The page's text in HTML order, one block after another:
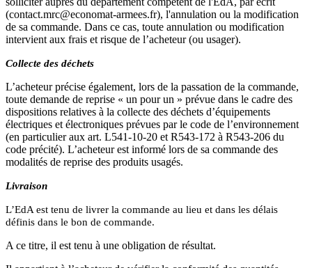
(contact.mrc@economat-armees.fr), l'annulation ou la modification
de sa commande. Dans ce cas, toute annulation ou modification
intervient aux frais et risque de l’acheteur (ou usager).
Collecte des déchets
L’acheteur précise également, lors de la passation de la commande,
toute demande de reprise « un pour un » prévue dans le cadre des
dispositions relatives à la collecte des déchets d’équipements
électriques et électroniques prévues par le code de l’environnement
(en particulier aux art. L541-10-20 et R543-172 à R543-206 du
code précité). L’acheteur est informé lors de sa commande des
modalités de reprise des produits usagés.
Livraison
L’EdA est tenu de livrer la commande au lieu et dans les délais
définis dans le bon de commande.
A ce titre, il est tenu à une obligation de résultat.